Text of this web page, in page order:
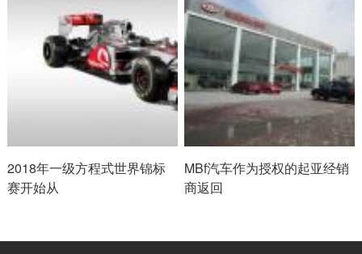
2018年一级方程式世界锦标
赛开始从
MBf汽车作为授权的起亚经销
商返回